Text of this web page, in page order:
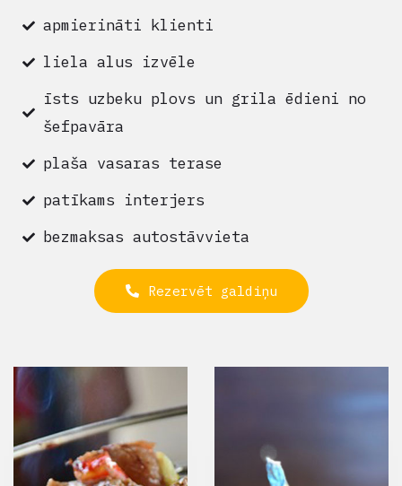
apmierināti klienti
liela alus izvēle
īsts uzbeku plovs un grila ēdieni no
šefpavāra
plaša vasaras terase
patīkams interjers
bezmaksas autostāvvieta
Rezervēt galdiņu